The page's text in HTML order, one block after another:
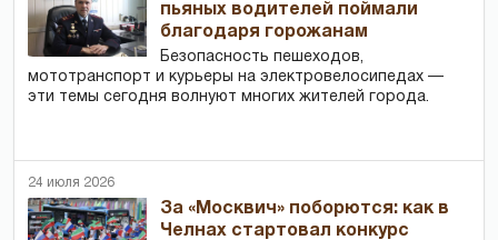
пьяных водителей поймали
благодаря горожанам
Безопасность пешеходов,
мототранспорт и курьеры на электровелосипедах —
эти темы сегодня волнуют многих жителей города.
24 июля 2026
За «Москвич» поборются: как в
Челнах стартовал конкурс